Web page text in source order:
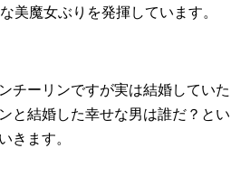
美魔女ぶりを発揮しています。
チーリンですが実は結婚していた
と結婚した幸せな男は誰だ？とい
きます。